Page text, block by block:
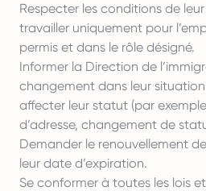
Respecter les conditions de
travailler uniquement pour
permis et dans le rôle désigné.
Informer la Direction de
changement dans leur
affecter leur statut (par
d’adresse, changement de
Demander le renouvellement
leur date d’expiration.
Se conformer à toutes les lois